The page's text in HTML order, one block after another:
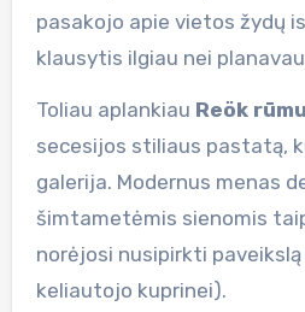
pasakojo apie vietos žydų
klausytis ilgiau nei
Toliau aplankiau Reök
secesijos stiliaus pastatą,
galerija. Modernus menas
šimtametėmis sienomis
norėjosi nusipirkti paveikslą
keliautojo kuprinei).